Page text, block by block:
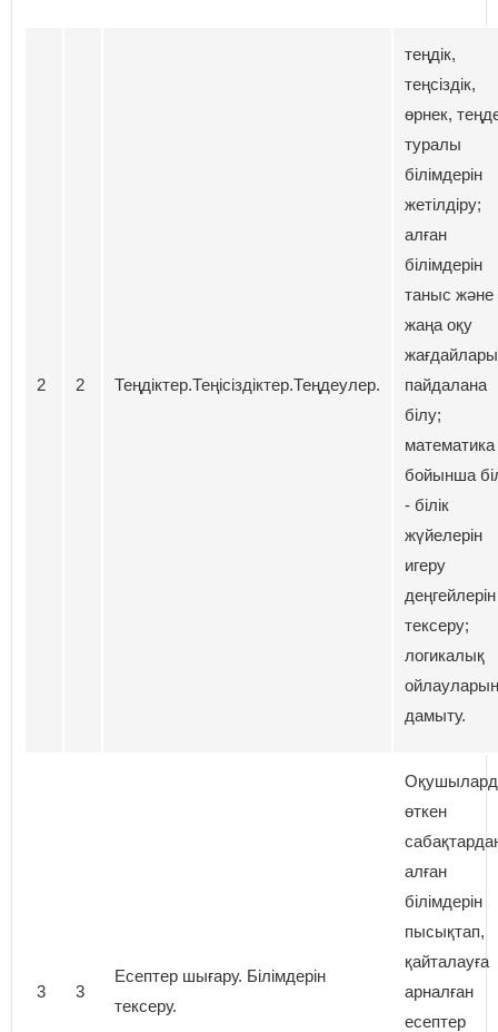
2 2 Теңдіктер.Теңісіздіктер.Теңдеулер.
теңдік,
теңсіздік,
өрнек,
туралы
білімдерін
жетілдіру;
алған
білімдерін
таныс және
жаңа оқу
пайдалана
білу;
математика
бойынша
- білік
жүйелерін
игеру
деңгейлерін
тексеру;
логикалық
ойлауларын
дамыту.
3 3
Есептер шығару. Білімдерін
тексеру.
өткен
алған
білімдерін
пысықтап,
қайталауға
арналған
есептер